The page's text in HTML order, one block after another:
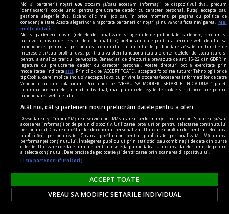
uichendist.ro
La Paştele Cailor, cu Cornel Popescu
Primul taxi l-am luat dimineaţă, la ora 5,30,
pentru a ajunge la Gara de Nord. Ne-am bucurat
astfel că vom reuşi să ajungem la timp pentru a
prinde trenul, dar ne-am mai „bucurat“ şi de
muzica house pe care tînărul taximetrist o
asculta înainte de ivirea zorilor.
Eugen ISTODOR
Noi și partenerii noștri606 stocăm și/sau accesăm informații pe dispozitivul dvs., precum
identificatorii cookie unici pentru prelucrarea datelor cu caracter personal. Puteți accepta sau
gestiona alegerile dvs. făcând clic mai jos sau în orice moment, pe pagina cu politica de
confidențialitate. Aceste alegeri vor fi raportate partenerilor noștri și nu vă vor afecta navigarea.
Mai
multe detalii
Noi si partenerii nostri (retelele de socializare si agentiile de publicitate partenere, precum si
furnizorii nostri de servicii de date analitice) prelucram date pentru a permite website-ului sa
functioneze, pentru a personaliza continutul si anunturile publicitare afisate in functie de
interesele si/sau profilul dvs., pentru a va oferi functionalitati aferente retelelor de socializare si
pentru a analiza traficul pe website. Beneficiati de drepturile prevazute de art. 15-22 din GDPR in
legatura cu prelucrarea datelor cu caracter personal. Aceste drepturi pot fi exercitate prin
modalitatea indicataaici
. Prin click pe “ACCEPT TOATE”, acceptati folosirea tuturor Tehnologiilor de
tip Cookie, care implica inclusiv acceptul dvs. cu privire la stocarea/accesarea informatiilor de catre
Vendor-ii cu care colaboram. Prin click pe “VREAU SA MODIFIC SETARILE INDIVIDUAL” puteti
schimba preferintele in mod individual, mai putin cele legate de cookie strict necesare pentru
functionarea website-ului.
Atât noi, cât și partenerii noștri prelucrăm datele pentru a oferi:
Dezvoltarea și îmbunătățirea serviciilor. Măsurarea performanței reclamelor. Stocarea și/sau
accesarea informațiilor de pe un dispozitiv. Utilizarea profilurilor pentru selectarea conținutului
personalizat. Crearea profilurilor de conținut personalizat. Utilizarea profilurilor pentru selectarea
publicității personalizate. Crearea profilurilor pentru publicitate personalizată. Măsurarea
performanței conținutului. Înțelegerea publicului prin statistici sau combinații de date din surse
diferite. Utilizarea de date limitate pentru a selecta publicitatea. Utilizarea datelor limitate pentru
a selecta conținutul. Date precise de geolocație și identificarea prin scanarea dispozitivului.
Listă parteneri (furnizori)
ACCEPT TOATE
VREAU SA MODIFIC SETARILE INDIVIDUAL